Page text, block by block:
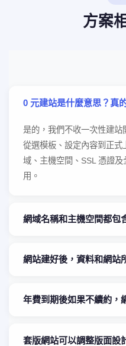
方案
0 元建站是什麼意思？真
是的，我們不收一次性建
從選模板、設定內容到正式
域、主機空間、SSL 憑證
用。
網域名稱和主機空間都包
網站建好後，資料和網站
年費到期後如果不續約，
套版網站可以調整版面設